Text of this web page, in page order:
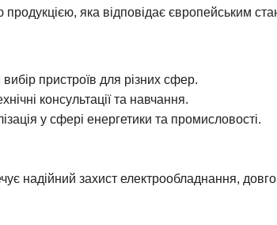
продукцією, яка відповідає європейським
пристроїв для різних сфер.
консультації та навчання.
у сфері енергетики та промисловості.
надійний захист електрообладнання,